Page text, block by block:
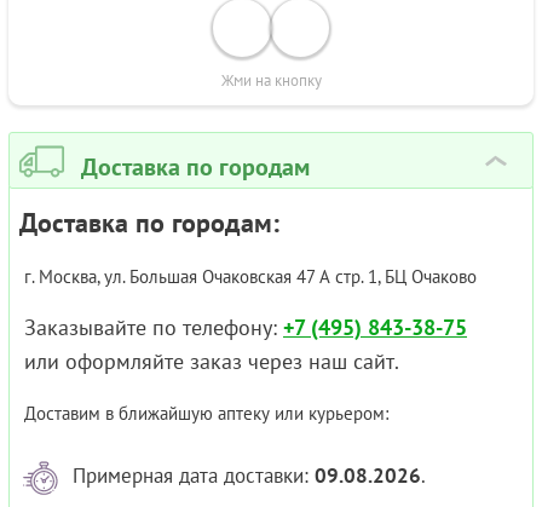
Жми на кнопку
Доставка по городам ›
Доставка по городам:
г. Москва, ул. Большая Очаковская 47 А стр. 1, БЦ Очаково
Заказывайте по телефону: +7 (495) 843-38-75
или оформляйте заказ через наш сайт.
Доставим в ближайшую аптеку или курьером:
Примерная дата доставки: 09.08.2026.